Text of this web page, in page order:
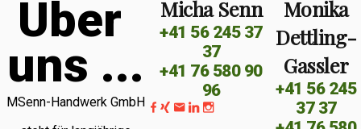
Über
uns ...
MSenn-Handwerk GmbH
Micha Senn
+41 56 245 37
37
+41 76 580 90
96
Monika
Dettling-
Gassler
+41 56 245
37 37